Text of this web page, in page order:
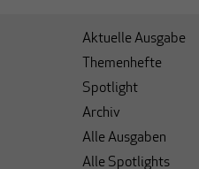
Aktuelle Ausgabe
Themenhefte
Spotlight
Archiv
Alle Ausgaben
Alle Spotlights